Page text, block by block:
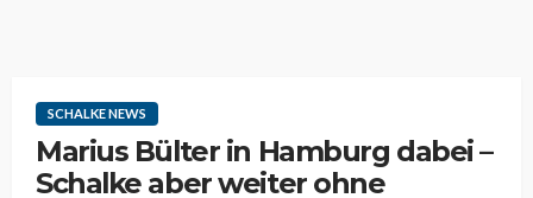
SCHALKE NEWS
Marius Bülter in Hamburg dabei –
Schalke aber weiter ohne